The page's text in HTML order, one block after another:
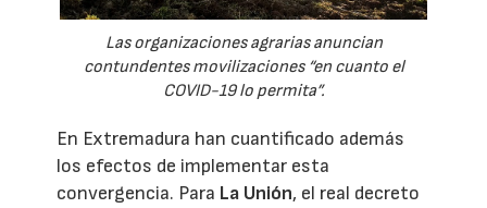
Las organizaciones agrarias anuncian
contundentes movilizaciones “en cuanto el
COVID-19 lo permita”.
En Extremadura han cuantificado además
los efectos de implementar esta
convergencia. Para La Unión, el real decreto